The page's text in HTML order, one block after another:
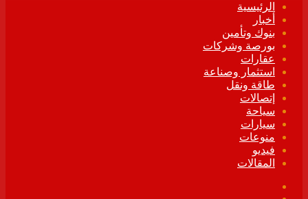
الرئيسية
أخبار
بنوك وتأمين
بورصة وشركات
عقارات
استثمار وصناعة
طاقة ونقل
إتصالات
سياحة
سيارات
منوعات
فيديو
المقالات